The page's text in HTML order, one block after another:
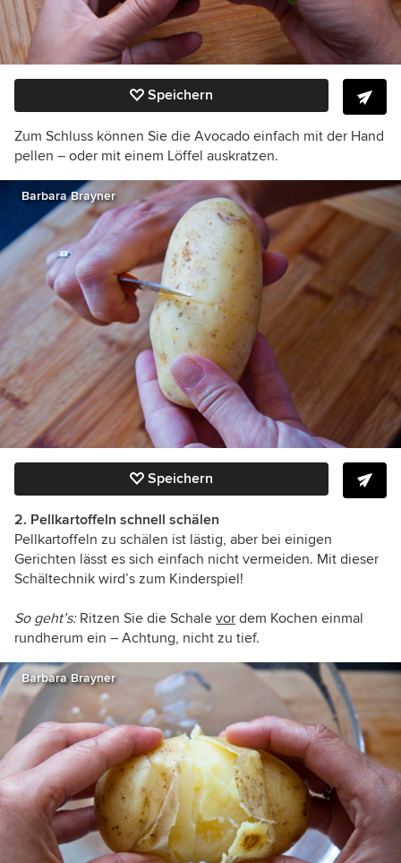
Speichern
Zum Schluss können Sie die Avocado einfach mit der Hand
pellen – oder mit einem Löffel auskratzen.
Barbara Brayner
Speichern
2. Pellkartoffeln schnell schälen
Pellkartoffeln zu schälen ist lästig, aber bei einigen
Gerichten lässt es sich einfach nicht vermeiden. Mit dieser
Schältechnik wird’s zum Kinderspiel!
So geht’s:Ritzen Sie die Schale vor dem Kochen einmal
rundherum ein – Achtung, nicht zu tief.
Barbara Brayner